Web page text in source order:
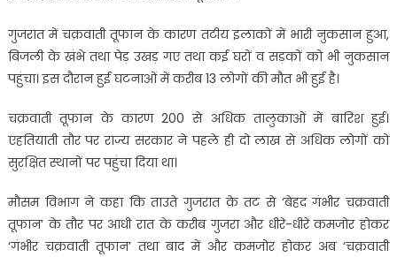
गुजरात में चक्रवाती तूफान के कारण तटीय इलाकों में भारी नुकसान हुआ,
बिजली के खंभे तथा पेड़ उखड़ गए तथा कई घरों व सड़कों को भी नुकसान
पहुंचा। इस दौरान हुई घटनाओं में करीब 13 लोगों की मौत भी हुई है।
चक्रवाती तूफान के कारण 200 से अधिक तालुकाओं में बारिश हुई।
एहतियाती तौर पर राज्य सरकार ने पहले ही दो लाख से अधिक लोगों को
सुरक्षित स्थानों पर पहुंचा दिया था।
मौसम विभाग ने कहा कि ताउते गुजरात के तट से ‘बेहद गंभीर चक्रवाती
तूफान’ के तौर पर आधी रात के करीब गुजरा और धीरे-धीरे कमजोर होकर
‘गंभीर चक्रवाती तूफान’ तथा बाद में और कमजोर होकर अब ‘चक्रवाती